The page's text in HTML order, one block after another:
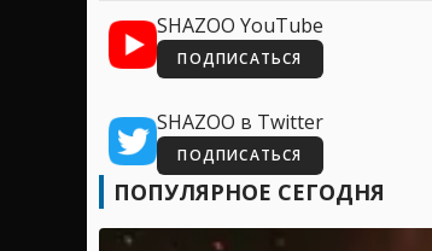
SHAZOO YouTube
ПОДПИСАТЬСЯ
SHAZOO в Twitter
ПОДПИСАТЬСЯ
ПОПУЛЯРНОЕ СЕГОДНЯ